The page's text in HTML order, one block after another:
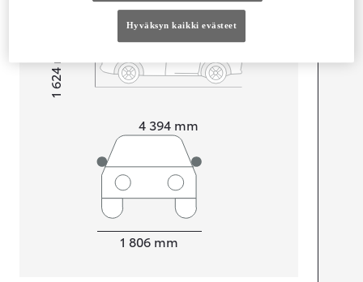
Pituus
4 394 mm
Korkeus1 624
Leveys
1 806 mm
Hyväksyn kaikki evästeet